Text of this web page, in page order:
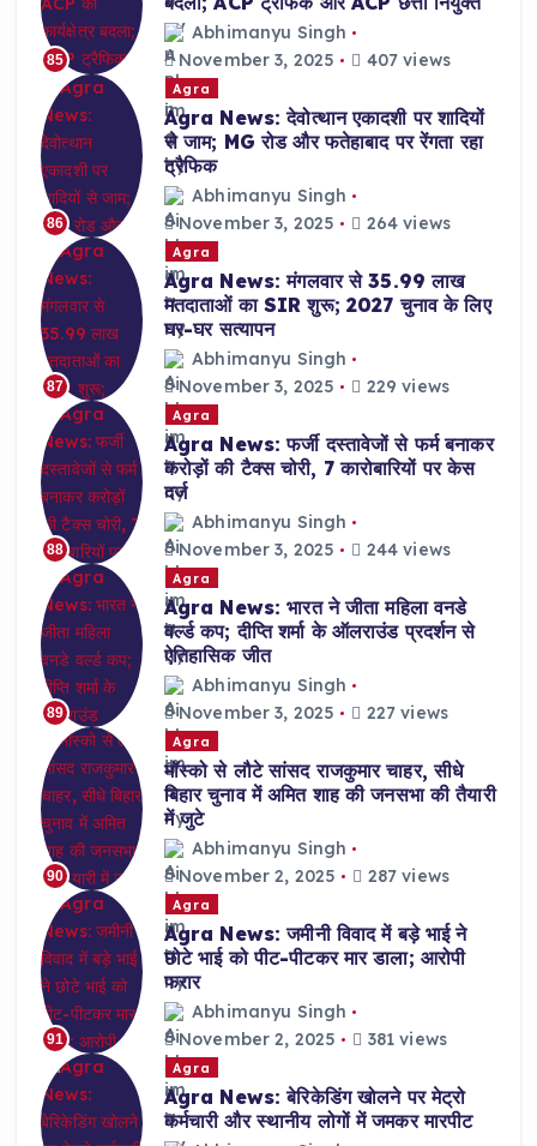
85
Abhimanyu Singh
November 3, 2025
407 views
86
Agra
Agra News: देवोत्थान एकादशी पर शादियों
से जाम; MG रोड और फतेहाबाद पर रेंगता रहा
ट्रैफिक
Abhimanyu Singh
November 3, 2025
264 views
87
Agra
Agra News: मंगलवार से 35.99 लाख
मतदाताओं का SIR शुरू; 2027 चुनाव के लिए
घर-घर सत्यापन
Abhimanyu Singh
November 3, 2025
229 views
88
Agra
Agra News: फर्जी दस्तावेजों से फर्म बनाकर
करोड़ों की टैक्स चोरी, 7 कारोबारियों पर केस
दर्ज
Abhimanyu Singh
November 3, 2025
244 views
89
Agra
Agra News: भारत ने जीता महिला वनडे
वर्ल्ड कप; दीप्ति शर्मा के ऑलराउंड प्रदर्शन से
ऐतिहासिक जीत
Abhimanyu Singh
November 3, 2025
227 views
90
Agra
मॉस्को से लौटे सांसद राजकुमार चाहर, सीधे
बिहार चुनाव में अमित शाह की जनसभा की तैयारी
में जुटे
Abhimanyu Singh
November 2, 2025
287 views
91
Agra
Agra News: जमीनी विवाद में बड़े भाई ने
छोटे भाई को पीट-पीटकर मार डाला; आरोपी
फरार
Abhimanyu Singh
November 2, 2025
381 views
Agra
Agra News: बेरिकेडिंग खोलने पर मेट्रो
कर्मचारी और स्थानीय लोगों में जमकर मारपीट